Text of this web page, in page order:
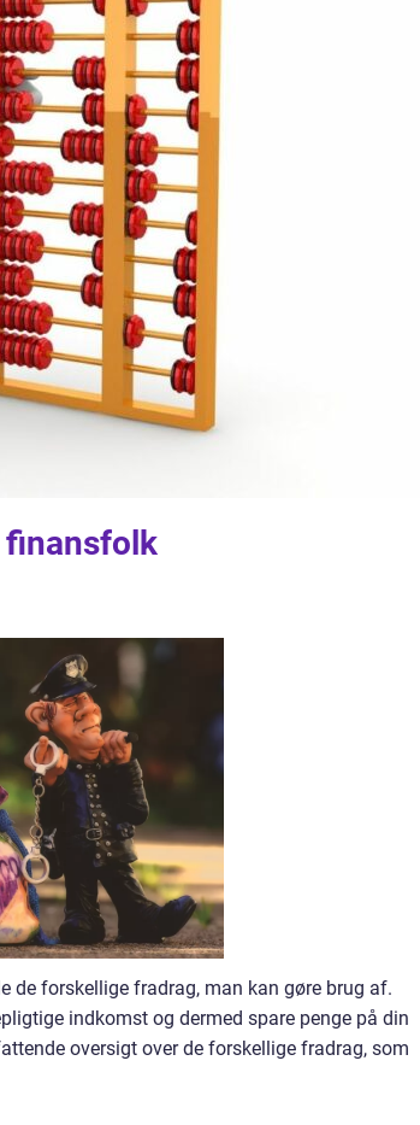
finansfolk
de forskellige fradrag, man kan gøre brug af.
indkomst og dermed spare penge på din
oversigt over de forskellige fradrag, som